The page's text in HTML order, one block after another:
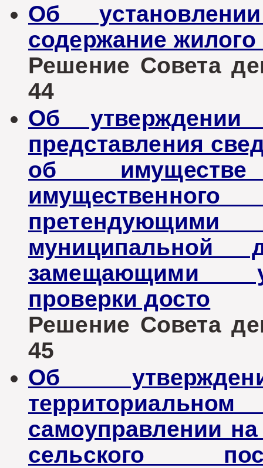
Об
содержание
Решение Совета
44
Об
представления
об
имущественного
муниципальной
замещающими
проверки досто
Решение Совета
45
Об
самоуправлении
сельского